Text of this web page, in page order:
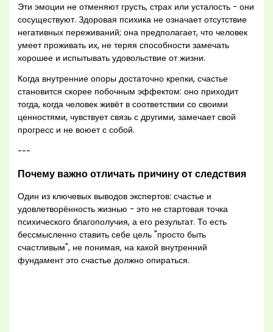
Эти эмоции не отменяют грусть, страх или усталость - они
сосуществуют. Здоровая психика не означает отсутствие
негативных переживаний; она предполагает, что человек
умеет проживать их, не теряя способности замечать
хорошее и испытывать удовольствие от жизни.
Когда внутренние опоры достаточно крепки, счастье
становится скорее побочным эффектом: оно приходит
тогда, когда человек живёт в соответствии со своими
ценностями, чувствует связь с другими, замечает свой
прогресс и не воюет с собой.
---
Почему важно отличать причину от следствия
Один из ключевых выводов экспертов: счастье и
удовлетворённость жизнью - это не стартовая точка
психического благополучия, а его результат. То есть
бессмысленно ставить себе цель "просто быть
счастливым", не понимая, на какой внутренний
фундамент это счастье должно опираться.